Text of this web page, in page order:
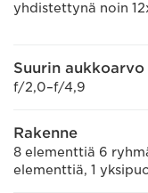
yhdistettynä noin
Suurin aukkoarvo
f/2,0–f/4,9
Rakenne
8 elementtiä 6
elementtiä, 1